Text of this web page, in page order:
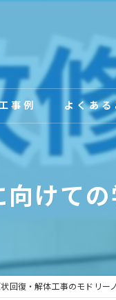
事例
様の声
よくある
けて
回復・解体工事のモドリー